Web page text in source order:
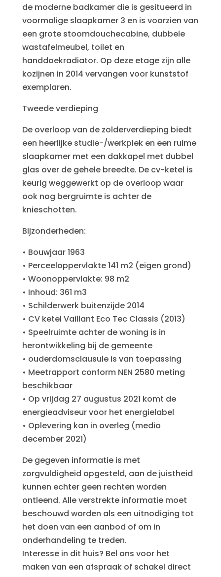
de moderne badkamer die is gesitueerd in
voormalige slaapkamer 3 en is voorzien van
een grote stoomdouchecabine, dubbele
wastafelmeubel, toilet en
handdoekradiator. Op deze etage zijn alle
kozijnen in 2014 vervangen voor kunststof
exemplaren.
Tweede verdieping
De overloop van de zolderverdieping biedt
een heerlijke studie-/werkplek en een ruime
slaapkamer met een dakkapel met dubbel
glas over de gehele breedte. De cv-ketel is
keurig weggewerkt op de overloop waar
ook nog bergruimte is achter de
knieschotten.
Bijzonderheden:
• Bouwjaar 1963
• Perceeloppervlakte 141 m2 (eigen grond)
• Woonoppervlakte: 98 m2
• Inhoud: 361 m3
• Schilderwerk buitenzijde 2014
• CV ketel Vaillant Eco Tec Classis (2013)
• Speelruimte achter de woning is in
herontwikkeling bij de gemeente
• ouderdomsclausule is van toepassing
• Meetrapport conform NEN 2580 meting
beschikbaar
• Op vrijdag 27 augustus 2021 komt de
energieadviseur voor het energielabel
• Oplevering kan in overleg (medio
december 2021)
De gegeven informatie is met
zorgvuldigheid opgesteld, aan de juistheid
kunnen echter geen rechten worden
ontleend. Alle verstrekte informatie moet
beschouwd worden als een uitnodiging tot
het doen van een aanbod of om in
onderhandeling te treden.
Interesse in dit huis? Bel ons voor het
maken van een afspraak of schakel direct